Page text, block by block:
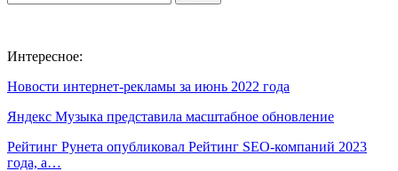
Интересное:
Новости интернет-рекламы за июнь 2022 года
Яндекс Музыка представила масштабное обновление
Рейтинг Рунета опубликовал Рейтинг SEO-компаний 2023
года, а…